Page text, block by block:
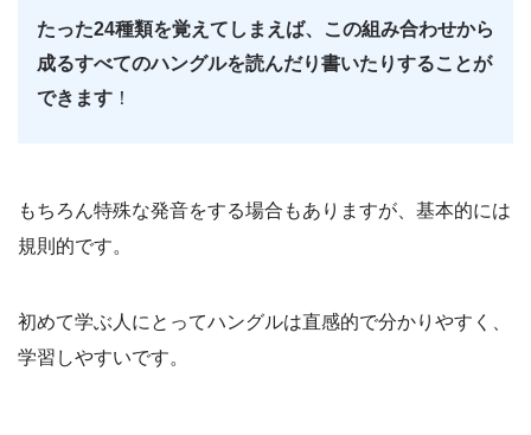
たった24種類を覚えてしまえば、この組み合わせから
成るすべてのハングルを読んだり書いたりすることが
できます ！
もちろん特殊な発音をする場合もありますが、基本的には
規則的です。
初めて学ぶ人にとってハングルは直感的で分かりやすく、
学習しやすいです。